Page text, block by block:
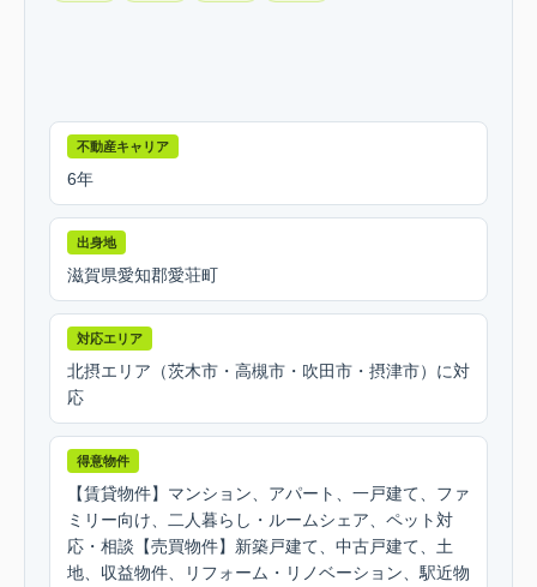
不動産キャリア
6年
出身地
滋賀県愛知郡愛荘町
対応エリア
北摂エリア（茨木市・高槻市・吹田市・摂津市）に対
応
得意物件
【賃貸物件】マンション、アパート、一戸建て、ファ
ミリー向け、二人暮らし・ルームシェア、ペット対
応・相談【売買物件】新築戸建て、中古戸建て、土
地、収益物件、リフォーム・リノベーション、駅近物